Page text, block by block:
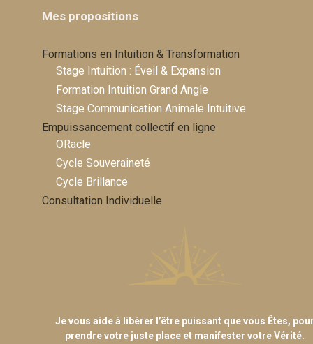
Mes propositions
Formations en Intuition & Transformation
Stage Intuition : Éveil & Expansion
Formation Intuition Grand Angle
Stage Communication Animale Intuitive
Empuissancement collectif en ligne
ORacle
Cycle Souveraineté
Cycle Brillance
Consultation Individuelle
Je vous aide à libérer l’être puissant que vous Êtes,
prendre votre juste place et manifester votre Vérité.